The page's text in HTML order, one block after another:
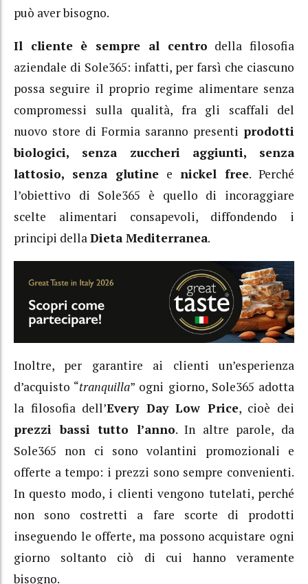
può aver bisogno.
Il cliente è sempre al centro della filosofia
aziendale di Sole365: infatti, per farsì che ciascuno
possa seguire il proprio regime alimentare senza
compromessi sulla qualità, fra gli scaffali del
nuovo store di Formia saranno presenti prodotti
biologici, senza zuccheri aggiunti, senza
lattosio, senza glutine e nickel free. Perché
l’obiettivo di Sole365 è quello di incoraggiare
scelte alimentari consapevoli, diffondendo i
principi dellaDieta Mediterranea.
Inoltre, per garantire ai clienti un’esperienza
d’acquisto “tranquilla” ogni giorno, Sole365 adotta
la filosofia dell’Every Day Low Price, cioè dei
prezzi bassi tutto l’anno. In altre parole, da
Sole365 non ci sono volantini promozionali e
offerte a tempo: i prezzi sono sempre convenienti.
In questo modo, i clienti vengono tutelati, perché
non sono costretti a fare scorte di prodotti
inseguendo le offerte, ma possono acquistare ogni
giorno soltanto ciò di cui hanno veramente
bisogno.